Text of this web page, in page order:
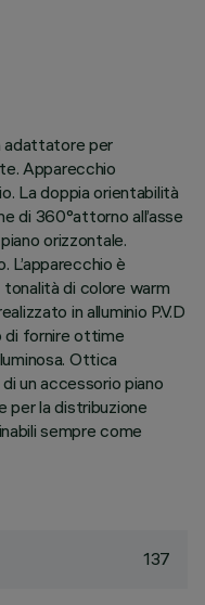
adattatore per
Apparecchio
La doppia orientabilità
di 360°attorno all’asse
orizzontale.
è
di colore warm
in alluminio P.V.D
di fornire ottime
Ottica
un accessorio piano
la distribuzione
sempre come
137